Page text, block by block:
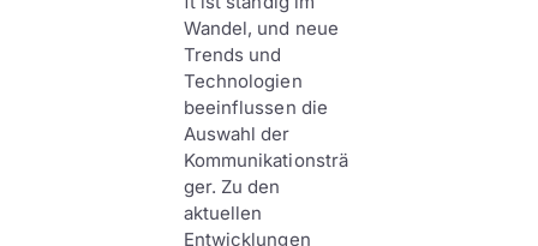
Wandel, und neue
Trends und
Technologien
beeinflussen die
Auswahl der
Kommunikationsträ
ger. Zu den
aktuellen
Entwicklungen